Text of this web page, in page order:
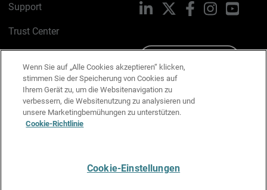
Support
Trust Center
Cookie-Richtlinie
Datenschutzrichtlinie
Media & Brand Kit
LinkedIn FacebookInstagram
Wenn Sie auf „Alle Cookies akzeptieren“ klicken,
stimmen Sie der Speicherung von Cookies auf
Ihrem Gerät zu, um die Websitenavigation zu
verbessern, die Websitenutzung zu analysieren und
unsere Marketingbemühungen zu unterstützen.
Cookie-Richtlinie
Cookie-Einstellungen